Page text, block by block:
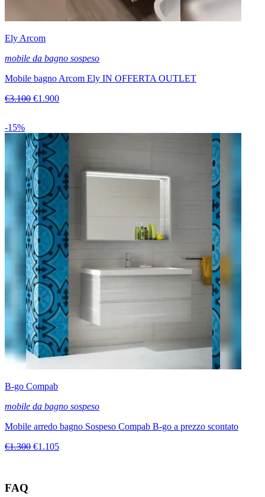
Ely Arcom
mobile da bagno sospeso
Mobile bagno Arcom Ely IN OFFERTA OUTLET
€3.100 €1.900
-15%
B-go Compab
mobile da bagno sospeso
Mobile arredo bagno Sospeso Compab B-go a prezzo scontato
€1.300 €1.105
FAQ